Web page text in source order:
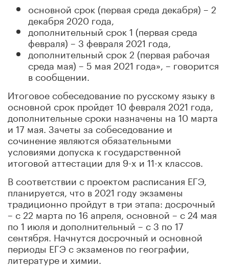
основной срок (первая среда декабря) – 2
декабря 2020 года,
дополнительный срок 1 (первая среда
февраля) – 3 февраля 2021 года,
дополнительный срок 2 (первая рабочая
среда мая) – 5 мая 2021 года», – говорится
в сообщении.
Итоговое собеседование по русскому языку в
основной срок пройдет 10 февраля 2021 года,
дополнительные сроки назначены на 10 марта
и 17 мая. Зачеты за собеседование и
сочинение являются обязательными
условиями допуска к государственной
итоговой аттестации для 9-х и 11-х классов.
В соответствии с проектом расписания ЕГЭ,
планируется, что в 2021 году экзамены
традиционно пройдут в три этапа: досрочный
– с 22 марта по 16 апреля, основной – с 24 мая
по 1 июля и дополнительный – с 3 по 17
сентября. Начнутся досрочный и основной
периоды ЕГЭ с экзаменов по географии,
литературе и химии.